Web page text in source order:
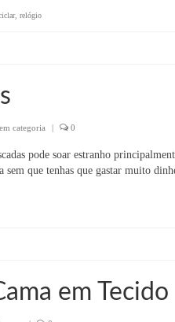
, relógio
categoria | 0
pode soar estranho
sem que tenhas que gastar muito
em Tecido